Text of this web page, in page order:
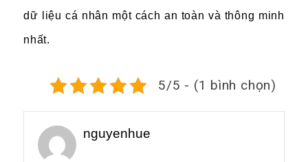
dữ liệu cá nhân một cách an toàn và thông minh
nhất.
5/5 - (1 bình chọn)
nguyenhue